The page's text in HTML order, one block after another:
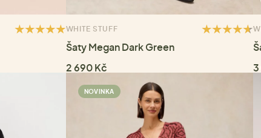
WHITE STUFF
Šaty Megan Dark Green
2 690 Kč
NOVINKA